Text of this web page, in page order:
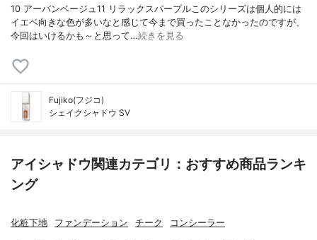
10 アーバンベージュ11 リラックスパープルこのシリーズは個人的には
イエベ向きな色が多いなと感じて今まで買ったことなかったのですが、
今回はいけるかも～と思って…続きを見る
Fujiko(フジコ)
シェイクシャドウ SV
アイシャドウ関連カテゴリ：おすすめ商品ランキ
ング
化粧下地 ファンデーション チーク コンシーラー